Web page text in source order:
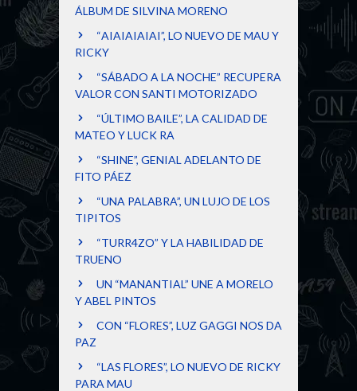
ÁLBUM DE SILVINA MORENO
“AIAIAIAIAI”, LO NUEVO DE MAU Y
RICKY
“SÁBADO A LA NOCHE” RECUPERA
VALOR CON SANTI MOTORIZADO
“ÚLTIMO BAILE”, LA CALIDAD DE
MATEO Y LUCK RA
“SHINE”, GENIAL ADELANTO DE
FITO PÁEZ
“UNA PALABRA”, UN LUJO DE LOS
TIPITOS
“TURR4ZO” Y LA HABILIDAD DE
TRUENO
UN “MANANTIAL” UNE A MORELO
Y ABEL PINTOS
CON “FLORES”, LUZ GAGGI NOS DA
PAZ
“LAS FLORES”, LO NUEVO DE RICKY
PARA MAU